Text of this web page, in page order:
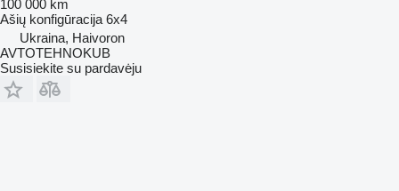
100 000 km
Ašių konfigūracija 6x4
Ukraina, Haivoron
AVTOTEHNOKUB
Susisiekite su pardavėju